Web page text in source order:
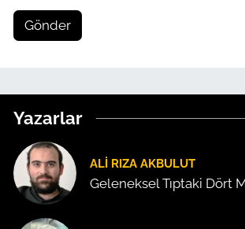
Gönder
Yazarlar
ALI RIZA AKBULUT
Geleneksel Tıptaki Dört